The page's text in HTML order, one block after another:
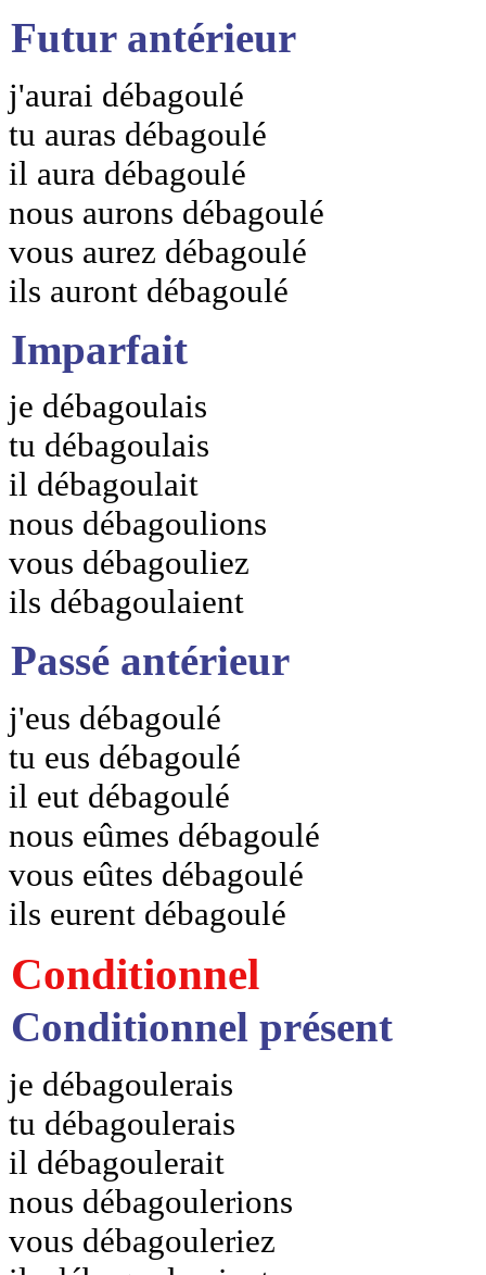
Futur antérieur
j'aurai débagoulé
tu auras débagoulé
il aura débagoulé
nous aurons débagoulé
vous aurez débagoulé
ils auront débagoulé
Imparfait
je débagoulais
tu débagoulais
il débagoulait
nous débagoulions
vous débagouliez
ils débagoulaient
Passé antérieur
j'eus débagoulé
tu eus débagoulé
il eut débagoulé
nous eûmes débagoulé
vous eûtes débagoulé
ils eurent débagoulé
Conditionnel
Conditionnel présent
je débagoulerais
tu débagoulerais
il débagoulerait
nous débagoulerions
vous débagouleriez